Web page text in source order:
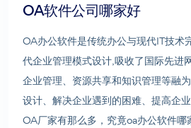
OA软件公司哪家好
OA办公软件是传统办公与现代IT技术
代企业管理模式设计,吸收了国际先进
企业管理、资源共享和知识管理等融
设计、解决企业遇到的困难、提高企
OA厂家有那么多，究竟oa办公软件哪